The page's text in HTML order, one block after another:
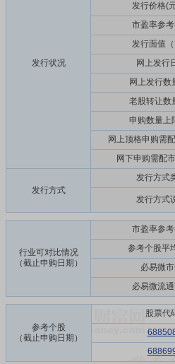
发行状况
发行价格(
市盈率参
发行面值（
网上发行
网上发行数
老股转让数
申购数量上
网上顶格申购需
网下申购需配
发行方式
发行方式
发行方式
行业可对比情况
（截止申购日期）
市盈率参
参考个股平
必易微
必易微流
参考个股
（截止申购日期）
股票代